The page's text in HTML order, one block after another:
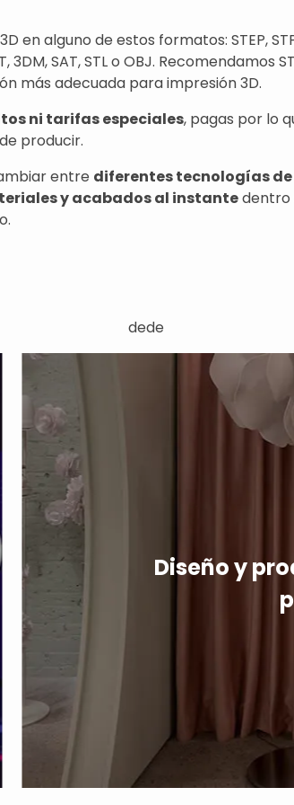
en alguno de estos formatos: STEP,
3DM, SAT, STL o OBJ. Recomendamos
más adecuada para impresión 3D.
ni tarifas especiales, pagas por lo
producir.
entre diferentes tecnologías de
y acabados al instantedentro
dede
Diseño y